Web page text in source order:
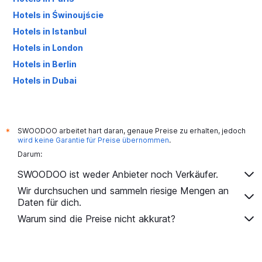
Hotels in Świnoujście
Hotels in Istanbul
Hotels in London
Hotels in Berlin
Hotels in Dubai
*
SWOODOO arbeitet hart daran, genaue Preise zu erhalten, jedoch
wird keine Garantie für Preise übernommen.
Darum:
SWOODOO ist weder Anbieter noch Verkäufer.
Wir durchsuchen und sammeln riesige Mengen an
Daten für dich.
Warum sind die Preise nicht akkurat?